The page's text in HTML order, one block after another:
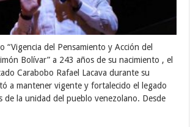
“Vigencia del Pensamiento y Acción del
Bolívar” a 243 años de su nacimiento , el
Carabobo Rafael Lacava durante su
a mantener vigente y fortalecido el legado
de la unidad del pueblo venezolano. Desde